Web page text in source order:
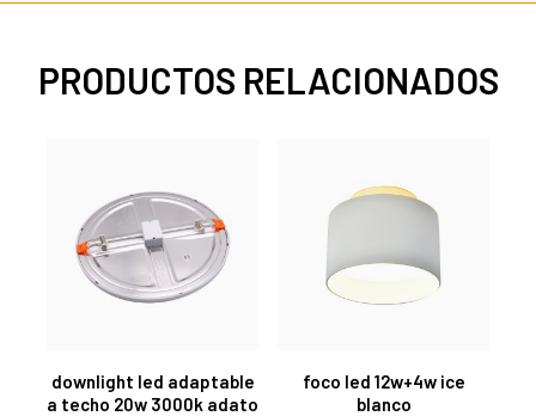
PRODUCTOS RELACIONADOS
downlight led adaptable
a techo 20w 3000k adato
foco led 12w+4w ice
blanco